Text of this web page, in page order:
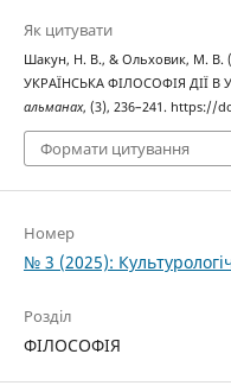
Як цитувати
Шакун, Н. В., & Ольховик, М. В.
УКРАЇНСЬКА ФІЛОСОФІЯ ДІЇ В
альманах, (3), 236–241. https://
Формати цитування
Номер
№ 3 (2025):
Розділ
ФІЛОСОФІЯ